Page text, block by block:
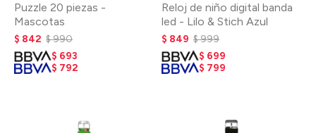
Puzzle 20 piezas -
Mascotas
$ 842 $990
$ 693
$ 792
Reloj de niño digital banda
led - Lilo & Stich Azul
$ 849 $999
$ 699
$ 799